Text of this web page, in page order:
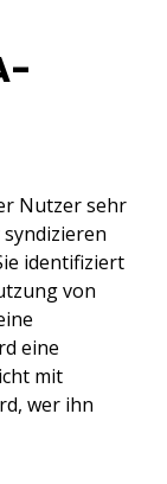
Nutzer sehr
identifiziert
von
eine
mit
wer ihn